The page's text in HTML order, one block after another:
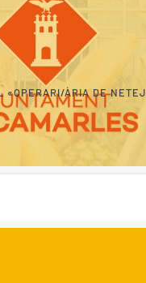
«OPERARI/ÀRIA DE